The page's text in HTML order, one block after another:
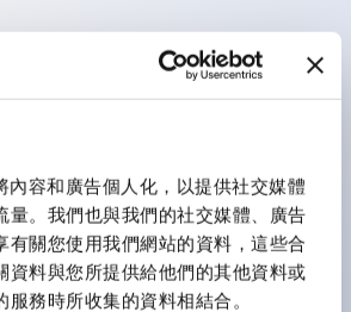
內容和廣告個人化，以提供社交媒體
量。我們也與我們的社交媒體、廣告
有關您使用我們網站的資料，這些合
資料與您所提供給他們的其他資料或
務時所收集的資料相結合。
，呈現銳利感。
提供帶護罩的黑色邊框
保護結構IP65
、帶鎖選擇開關最多3c接點。
屬色兩種。
清晰的照明面